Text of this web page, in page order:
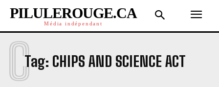
PILULEROUGE.CA
Média indépendant
Tag: CHIPS AND SCIENCE ACT
C